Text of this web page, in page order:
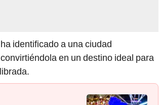
ha identificado a una ciudad
en un destino ideal para